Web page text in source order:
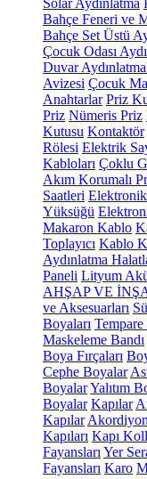
Solar Aydınlatma
Bahçe Feneri ve
Bahçe Set Üstü
Çocuk Odası
Duvar
Avizesi Çocuk
Anahtarlar Priz
Priz Nümeris Priz
Kutusu Kontaktör
Rölesi Elektrik
Kabloları Çoklu
Akım Korumalı
Saatleri
Yüksüğü
Makaron Kablo
Toplayıcı Kablo
Aydınlatma
Paneli Lityum
AHŞAP VE
ve Aksesuarları
Boyaları Tempare
Maskeleme Bandı
Boya Fırçaları
Cephe Boyalar
BoyalarYalıtım
Boyalar Kapılar
Kapılar
Kapıları Kapı
Fayansları Yer
Fayansları Karo